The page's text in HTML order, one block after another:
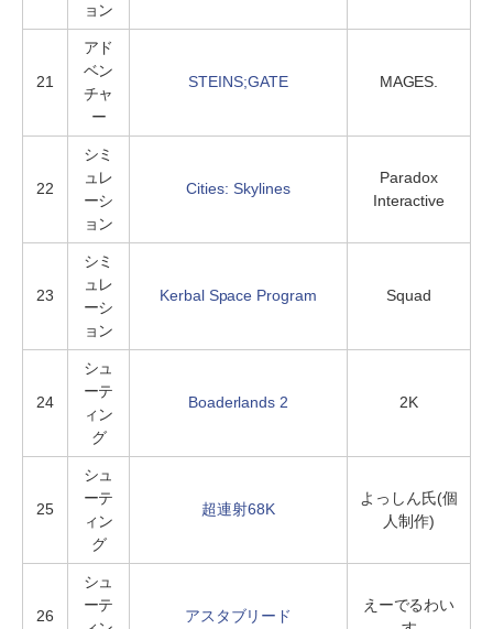
ョン
21
アド
ベン
チャ
ー
STEINS;GATE MAGES.
22
シミ
ュレ
ーシ
ョン
Cities: Skylines
Paradox
Interactive
23
シミ
ュレ
ーシ
ョン
Kerbal Space Program Squad
24
シュ
ーテ
ィン
グ
Boaderlands 2 2K
25
シュ
ーテ
ィン
グ
超連射68K
よっしん氏(個
人制作)
26
シュ
ーテ
アスタブリード
えーでるわい